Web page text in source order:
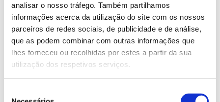
analisar o nosso tráfego. Também partilhamos
informações acerca da utilização do site com os nossos
parceiros de redes sociais, de publicidade e de análise,
que as podem combinar com outras informações que
lhes forneceu ou recolhidas por estes a partir da sua
utilização dos respetivos serviços.
É uma espécie
algo exigente em termos de solo e
clima : precisa de água, não tolera temperaturas
muito altas no verão nem frios intensos; prefere
solos férteis, podendo crescer em solos onde
predomina calcário ou sílica. Contudo, tolera